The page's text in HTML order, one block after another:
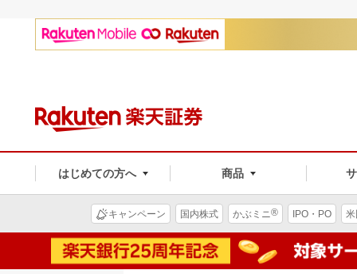
はじめての方へ 商品
キャンペーン 国内株式 かぶミニ® IPO・PO